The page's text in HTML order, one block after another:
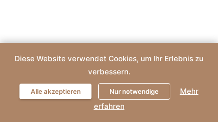
Diese Website verwendet Cookies, um Ihr Erlebnis zu
verbessern.
Alle akzeptieren Nur notwendige
Mehr
erfahren